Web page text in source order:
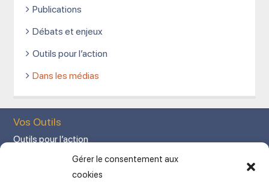
Gérer le consentement aux
cookies
Publications
Débats et enjeux
Outils pour l’action
Dans les médias
Vos Outils
Outils pour l’action
Votre espace adhérent
Mon Compte adhérent